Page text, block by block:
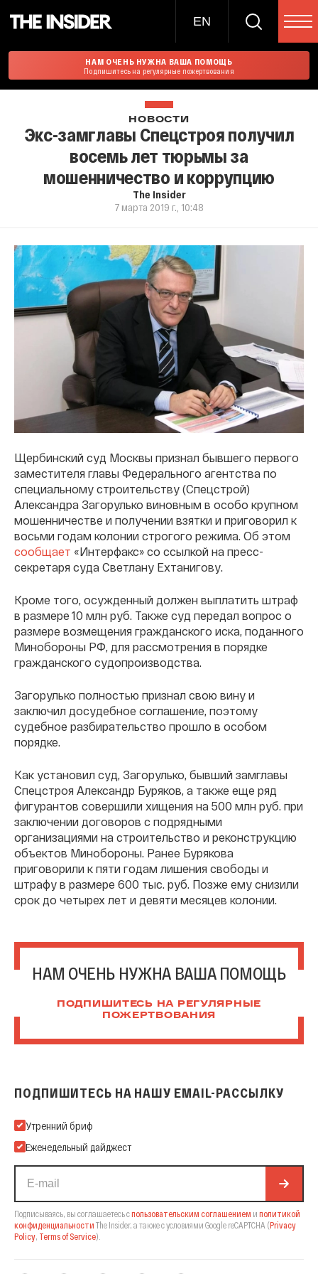
EN
НАМ ОЧЕНЬ НУЖНА ВАША ПОМОЩЬ
Подпишитесь на регулярные пожертвования
НОВОСТИ
Экс-замглавы Спецстроя получил
восемь лет тюрьмы за
мошенничество и коррупцию
The Insider
7 марта 2019 г., 10:48
Щербинский суд Москвы признал бывшего первого
заместителя главы Федерального агентства по
специальному строительству (Спецстрой)
Александра Загорулько виновным в особо крупном
мошенничестве и получении взятки и приговорил к
восьми годам колонии строгого режима. Об этом
сообщает «Интерфакс» со ссылкой на пресс-
секретаря суда Светлану Ехтанигову.
Кроме того, осужденный должен выплатить штраф
в размере 10 млн руб. Также суд передал вопрос о
размере возмещения гражданского иска, поданного
Минобороны РФ, для рассмотрения в порядке
гражданского судопроизводства.
Загорулько полностью признал свою вину и
заключил досудебное соглашение, поэтому
судебное разбирательство прошло в особом
порядке.
Как установил суд, Загорулько, бывший замглавы
Спецстроя Александр Буряков, а также еще ряд
фигурантов совершили хищения на 500 млн руб. при
заключении договоров с подрядными
организациями на строительство и реконструкцию
объектов Минобороны. Ранее Бурякова
приговорили к пяти годам лишения свободы и
штрафу в размере 600 тыс. руб. Позже ему снизили
срок до четырех лет и девяти месяцев колонии.
НАМ ОЧЕНЬ НУЖНА ВАША ПОМОЩЬ
ПОДПИШИТЕСЬ НА РЕГУЛЯРНЫЕ
ПОЖЕРТВОВАНИЯ
ПОДПИШИТЕСЬ НА НАШУ EMAIL-РАССЫЛКУ
Подпишитесь на нашу Email-рассылку
Утренний бриф
Еженедельный дайджест
Подписываясь, вы соглашаетесь спользовательским соглашением и политикой
конфиденциальности The Insider, а также с условиями Google reCAPTCHA (Privacy
Policy, Terms of Service).